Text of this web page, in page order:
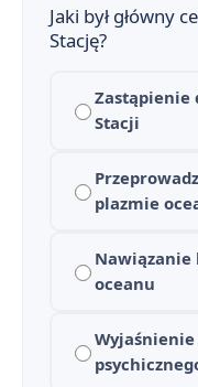
Jaki był główny
Stację?
Zastąpienie
Stacji
plazmie
oceanu